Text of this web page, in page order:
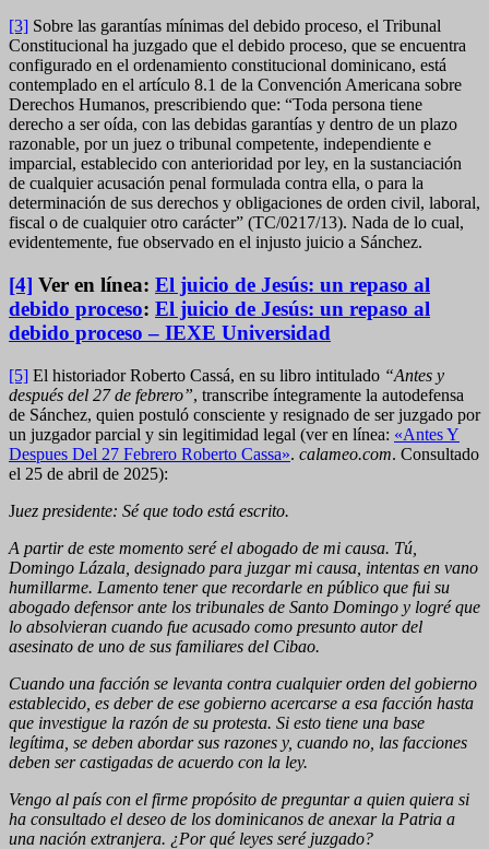
[3] Sobre las garantías mínimas del debido proceso, el Tribunal
Constitucional ha juzgado que el debido proceso, que se encuentra
configurado en el ordenamiento constitucional dominicano, está
contemplado en el artículo 8.1 de la Convención Americana sobre
Derechos Humanos, prescribiendo que: “Toda persona tiene
derecho a ser oída, con las debidas garantías y dentro de un plazo
razonable, por un juez o tribunal competente, independiente e
imparcial, establecido con anterioridad por ley, en la sustanciación
de cualquier acusación penal formulada contra ella, o para la
determinación de sus derechos y obligaciones de orden civil, laboral,
fiscal o de cualquier otro carácter” (TC/0217/13). Nada de lo cual,
evidentemente, fue observado en el injusto juicio a Sánchez.
[4] Ver en línea: El juicio de Jesús: un repaso al
debido proceso: El juicio de Jesús: un repaso al
debido proceso – IEXE Universidad
[5] El historiador Roberto Cassá, en su libro intitulado “Antes y
después del 27 de febrero”, transcribe íntegramente la autodefensa
de Sánchez, quien postuló consciente y resignado de ser juzgado por
un juzgador parcial y sin legitimidad legal (ver en línea: «Antes Y
Despues Del 27 Febrero Roberto Cassa». calameo.com. Consultado
el 25 de abril de 2025):
Juez presidente: Sé que todo está escrito.
A partir de este momento seré el abogado de mi causa. Tú,
Domingo Lázala, designado para juzgar mi causa, intentas en vano
humillarme. Lamento tener que recordarle en público que fui su
abogado defensor ante los tribunales de Santo Domingo y logré que
lo absolvieran cuando fue acusado como presunto autor del
asesinato de uno de sus familiares del Cibao.
Cuando una facción se levanta contra cualquier orden del gobierno
establecido, es deber de ese gobierno acercarse a esa facción hasta
que investigue la razón de su protesta. Si esto tiene una base
legítima, se deben abordar sus razones y, cuando no, las facciones
deben ser castigadas de acuerdo con la ley.
Vengo al país con el firme propósito de preguntar a quien quiera si
ha consultado el deseo de los dominicanos de anexar la Patria a
una nación extranjera. ¿Por qué leyes seré juzgado?